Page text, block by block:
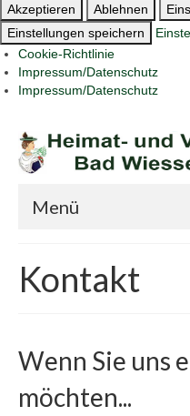
Akzeptieren Ablehnen
Einstellungen speichern
Cookie-Richtlinie
Impressum/Datenschutz
Impressum/Datenschutz
Menü
Vereinsleben
Termine
Kontakt
Kontakt
Wenn Sie uns
möchten...